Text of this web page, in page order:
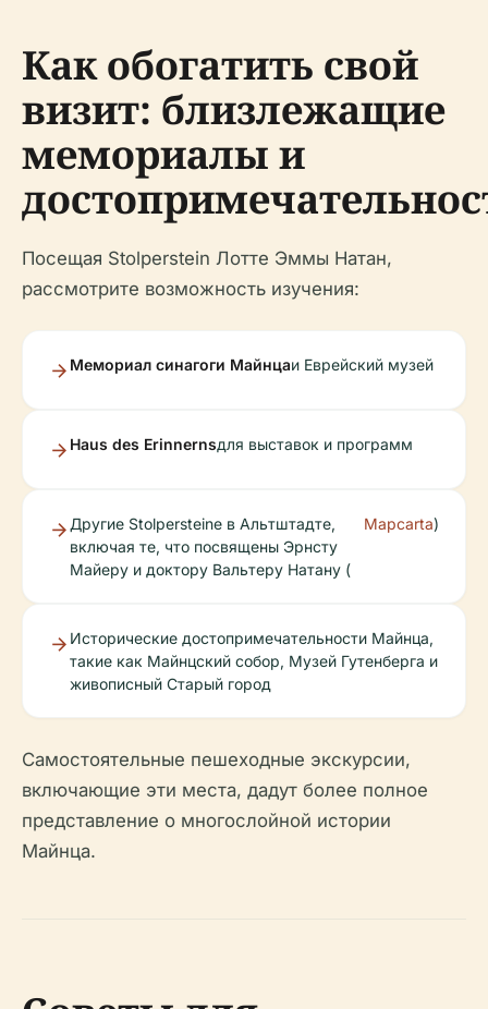
Как обогатить свой
визит: близлежащие
мемориалы и
Посещая Stolperstein Лотте Эммы Натан,
рассмотрите возможность изучения:
Мемориал синагоги Майнцаи Еврейский музей
Haus des Erinnernsдля выставок и программ
Другие Stolpersteine в Альтштадте,
включая те, что посвящены Эрнсту
Майеру и доктору Вальтеру Натану (
Mapcarta)
Исторические достопримечательности Майнца,
такие как Майнцский собор, Музей Гутенберга и
живописный Старый город
Самостоятельные пешеходные экскурсии,
включающие эти места, дадут более полное
представление о многослойной истории
Майнца.